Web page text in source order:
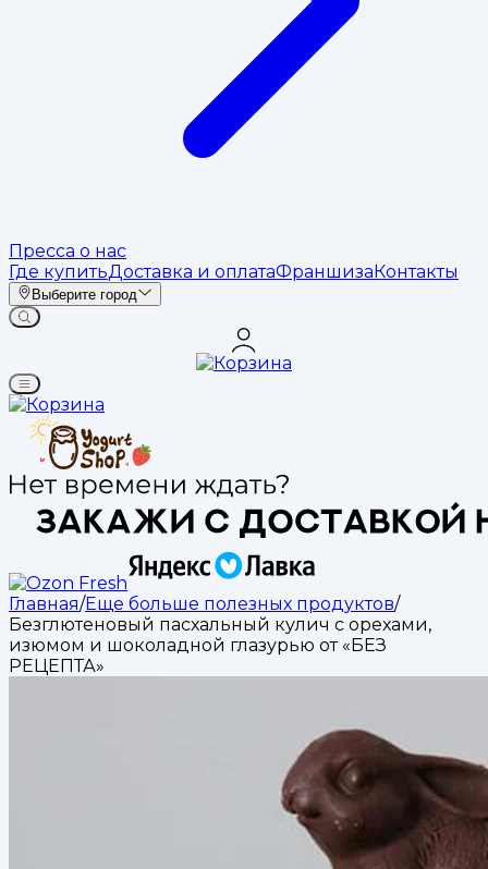
Пресса о нас
Где купитьДоставка и оплатаФраншизаКонтакты
Выберите город
Главная/Еще больше полезных продуктов/
Безглютеновый пасхальный кулич с орехами,
изюмом и шоколадной глазурью от «БЕЗ
РЕЦЕПТА»